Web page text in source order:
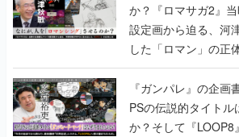
か？『ロマサガ2』
設定画から迫る、河
した「ロマン」の正
書】
『ガンパレ』の企
PSの伝説的タイト
か？そして『